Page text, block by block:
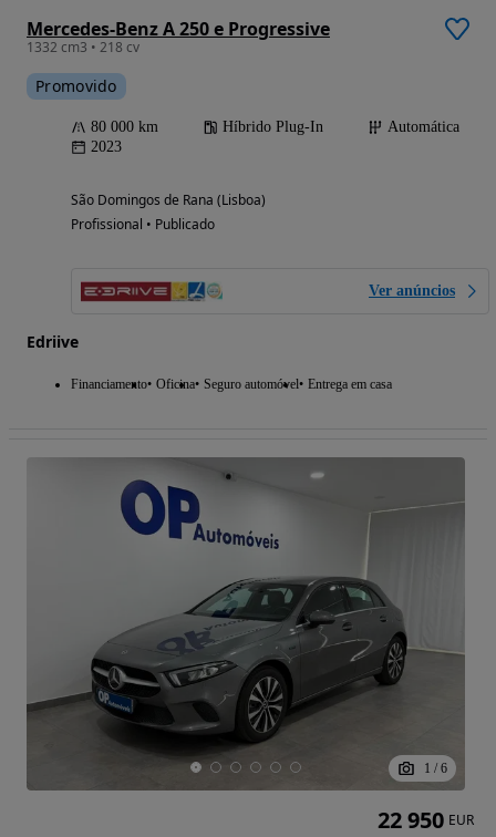
Mercedes-Benz A 250 e Progressive
1332 cm3 • 218 cv
Promovido
80 000 km Híbrido Plug-In
Automática
2023
São Domingos de Rana (Lisboa)
Profissional • Publicado
Ver anúncios
Edriive
Financiamento Oficina Seguro automóvel Entrega em casa
1 / 6
22 950 EUR